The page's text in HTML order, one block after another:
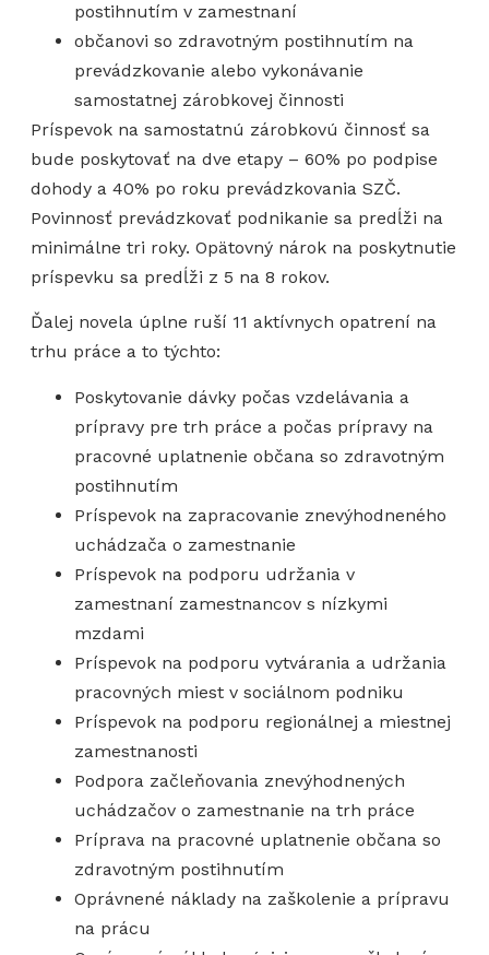
postihnutím v zamestnaní
občanovi so zdravotným postihnutím na
prevádzkovanie alebo vykonávanie
samostatnej zárobkovej činnosti
Príspevok na samostatnú zárobkovú činnosť sa
bude poskytovať na dve etapy – 60% po podpise
dohody a 40% po roku prevádzkovania SZČ.
Povinnosť prevádzkovať podnikanie sa predĺži na
minimálne tri roky. Opätovný nárok na poskytnutie
príspevku sa predĺži z 5 na 8 rokov.
Ďalej novela úplne ruší 11 aktívnych opatrení na
trhu práce a to týchto:
Poskytovanie dávky počas vzdelávania a
prípravy pre trh práce a počas prípravy na
pracovné uplatnenie občana so zdravotným
postihnutím
Príspevok na zapracovanie znevýhodneného
uchádzača o zamestnanie
Príspevok na podporu udržania v
zamestnaní zamestnancov s nízkymi
mzdami
Príspevok na podporu vytvárania a udržania
pracovných miest v sociálnom podniku
Príspevok na podporu regionálnej a miestnej
zamestnanosti
Podpora začleňovania znevýhodnených
uchádzačov o zamestnanie na trh práce
Príprava na pracovné uplatnenie občana so
zdravotným postihnutím
Oprávnené náklady na zaškolenie a prípravu
na prácu